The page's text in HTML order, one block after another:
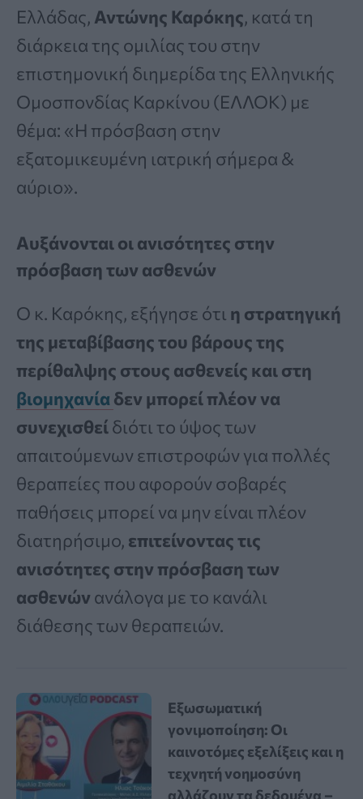
Ελλάδας, Αντώνης Καρόκης, κατά τη
διάρκεια της ομιλίας του στην
επιστημονική διημερίδα της Ελληνικής
Ομοσπονδίας Καρκίνου (ΕΛΛΟΚ) με
θέμα: «Η πρόσβαση στην
εξατομικευμένη ιατρική σήμερα &
αύριο».
Αυξάνονται οι ανισότητες στην
πρόσβαση των ασθενών
Ο κ. Καρόκης, εξήγησε ότι η στρατηγική
της μεταβίβασης του βάρους της
περίθαλψης στους ασθενείς και στη
βιομηχανία δεν μπορεί πλέον να
συνεχισθείδιότι το ύψος των
απαιτούμενων επιστροφών για πολλές
θεραπείες που αφορούν σοβαρές
παθήσεις μπορεί να μην είναι πλέον
διατηρήσιμο, επιτείνοντας τις
ανισότητες στην πρόσβαση των
ασθενών ανάλογα με το κανάλι
διάθεσης των θεραπειών.
Εξωσωματική
γονιμοποίηση: Οι
καινοτόμες εξελίξεις και η
τεχνητή νοημοσύνη
αλλάζουν τα δεδομένα –